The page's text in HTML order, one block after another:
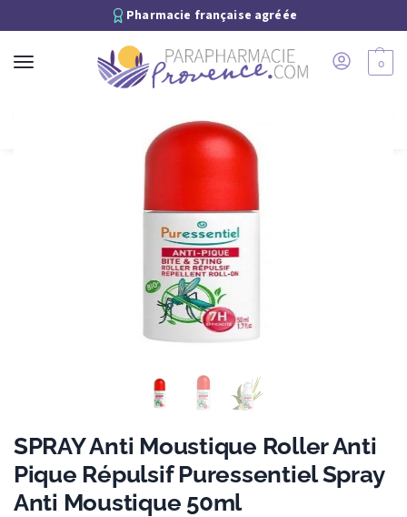
Pharmacie française agréée
0
SPRAY Anti Moustique Roller Anti
Pique Répulsif Puressentiel Spray
Anti Moustique 50ml